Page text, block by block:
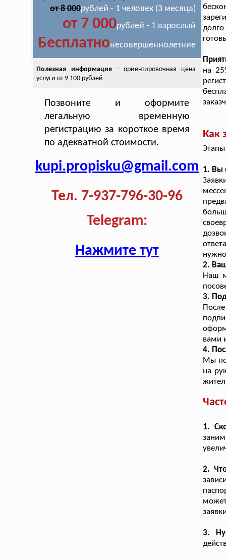
от 8 000рублей - 1 человек (3 месяца)
от 7 000рублей - 1 взрослый
Бесплатнонесовершеннолетние
Полезная информация- ориентировочная цена
услуги от 9 100 рублей
Позвоните и оформите
легальную временную
регистрацию за короткое время
по адекватной стоимости.
kupi.propisku@gmail.com
Тел. 7-937-796-30-96
Telegram:
Нажмите тут
на
Как
1. Вы
2.
Наш
3.
вами
4.
Мы
на
1.
2.
3.